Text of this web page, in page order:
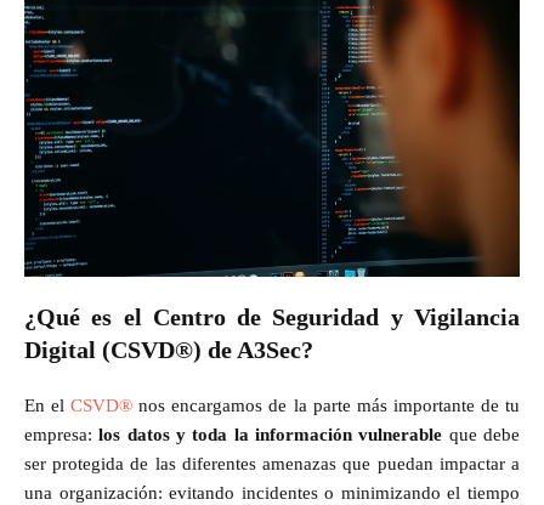
¿Qué es el Centro de Seguridad y Vigilancia
Digital (CSVD®) de A3Sec?
En elCSVD® nos encargamos de la parte más importante de tu
empresa:los datos y toda la información vulnerable que debe
ser protegida de las diferentes amenazas que puedan impactar a
una organización: evitando incidentes o minimizando el tiempo